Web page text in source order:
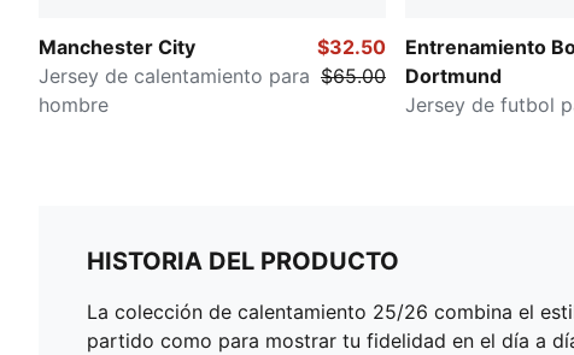
Manchester City
Jersey de calentamiento para
hombre
$32.50
$65.00
Entrenamiento
Dortmund
Jersey de futbol
HISTORIA DEL PRODUCTO
La colección de calentamiento 25/26 combina el
partido como para mostrar tu fidelidad en el día a